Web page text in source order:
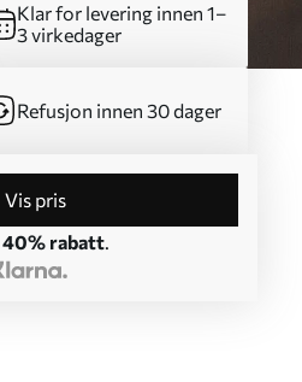
Klar for levering innen 1–
3 virkedager
Refusjon innen 30 dager
Vis pris
40% rabatt.